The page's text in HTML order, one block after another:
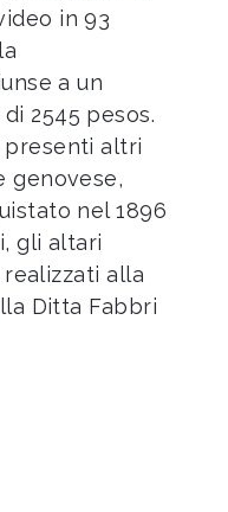
in 93
a un
2545 pesos.
presenti altri
genovese,
nel 1896
gli altari
alla
Ditta Fabbri